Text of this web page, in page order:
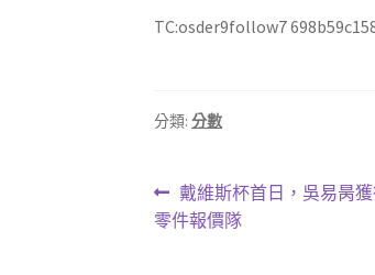
TC:osder9follow7
分類:分數
文
章
上
一
戴維斯杯首日，吳易昺
零件報價隊